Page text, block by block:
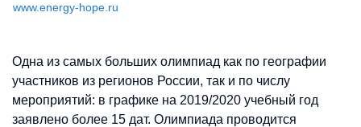
www.energy-hope.ru
Одна из самых больших олимпиад как по географии
участников из регионов России, так и по числу
мероприятий: в графике на 2019/2020 учебный год
заявлено более 15 дат. Олимпиада проводится